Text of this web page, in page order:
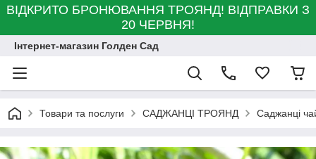
ВІДКРИТО БРОНЮВАННЯ ТРОЯНД! ВІДПРАВКИ З
20 ЧЕРВНЯ!
Інтернет-магазин Голден Сад
Товари та послуги САДЖАНЦІ ТРОЯНД Саджанці